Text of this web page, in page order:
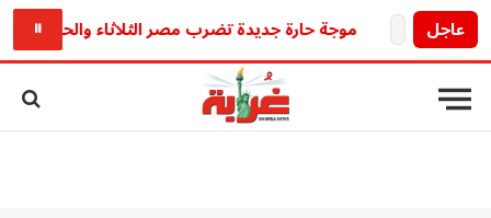
عاجل موجة حارة جديدة تضرب مصر الثلاثاء والحرارة المحسوسة
⏸